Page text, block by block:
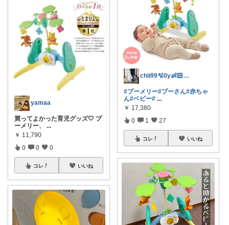
yamaa
買ってよかった育児グッズ🤍 プ
ーメリー、
...
￥ 11,790
0 0 0
コレ いいね
chii99🫧0y👶🏻2y👧🏻
#プーメリー#プーさん#赤ちゃ
ん#ベビー# ...
￥ 17,380
0 1 27
コレ いいね